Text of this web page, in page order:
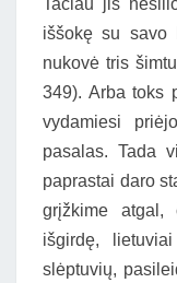
Tačiau jis
iššokę su savo
nukovė tris
349). Arba toks
vydamiesi
pasalas. Tada
paprastai daro
grįžkime atgal,
išgirdę,
slėptuvių,